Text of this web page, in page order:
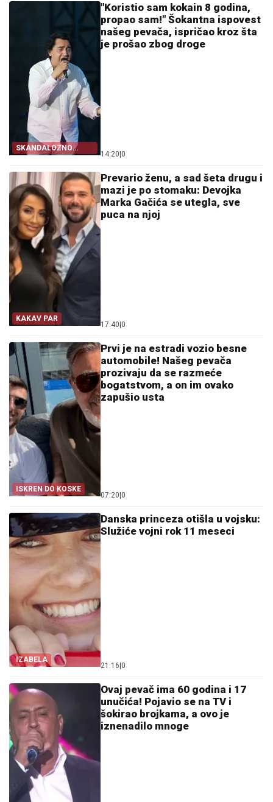
SKANDALOZNO
PRIZNANJE
"Koristio sam kokain 8 godina,
propao sam!" Šokantna ispovest
našeg pevača, ispričao kroz šta
je prošao zbog droge
14:20|0
KAKAV PAR
Prevario ženu, a sad šeta drugu i
mazi je po stomaku: Devojka
Marka Gačića se utegla, sve
puca na njoj
17:40|0
ISKREN DO KOSKE
Prvi je na estradi vozio besne
automobile! Našeg pevača
prozivaju da se razmeće
bogatstvom, a on im ovako
zapušio usta
07:20|0
IZABELA
Danska princeza otišla u vojsku:
Služiće vojni rok 11 meseci
21:16|0
Ovaj pevač ima 60 godina i 17
unučića! Pojavio se na TV i
šokirao brojkama, a ovo je
iznenadilo mnoge